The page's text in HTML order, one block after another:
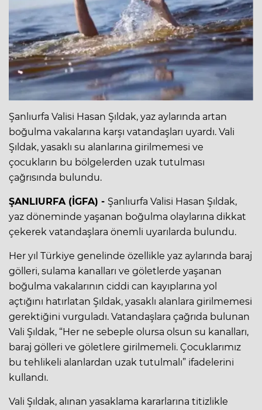
Şanlıurfa Valisi Hasan Şıldak, yaz aylarında artan
boğulma vakalarına karşı vatandaşları uyardı. Vali
Şıldak, yasaklı su alanlarına girilmemesi ve
çocukların bu bölgelerden uzak tutulması
çağrısında bulundu.
ŞANLIURFA (İGFA) - Şanlıurfa Valisi Hasan Şıldak,
yaz döneminde yaşanan boğulma olaylarına dikkat
çekerek vatandaşlara önemli uyarılarda bulundu.
Her yıl Türkiye genelinde özellikle yaz aylarında baraj
gölleri, sulama kanalları ve göletlerde yaşanan
boğulma vakalarının ciddi can kayıplarına yol
açtığını hatırlatan Şıldak, yasaklı alanlara girilmemesi
gerektiğini vurguladı. Vatandaşlara çağrıda bulunan
Vali Şıldak, “Her ne sebeple olursa olsun su kanalları,
baraj gölleri ve göletlere girilmemeli. Çocuklarımız
bu tehlikeli alanlardan uzak tutulmalı” ifadelerini
kullandı.
Vali Şıldak, alınan yasaklama kararlarına titizlikle